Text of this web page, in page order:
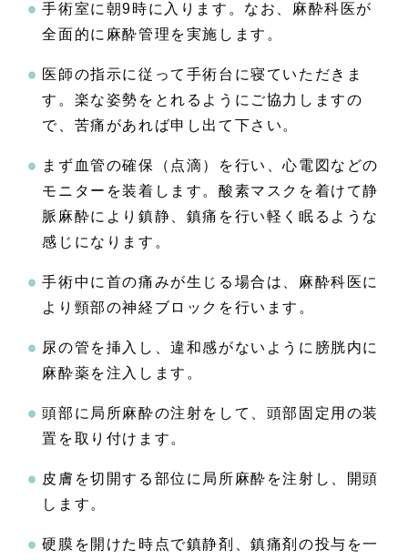
手術室に朝9時に入ります。なお、麻酔科医が
全面的に麻酔管理を実施します。
医師の指示に従って手術台に寝ていただきま
す。楽な姿勢をとれるようにご協力しますの
で、苦痛があれば申し出て下さい。
まず血管の確保（点滴）を行い、心電図などの
モニターを装着します。酸素マスクを着けて静
脈麻酔により鎮静、鎮痛を行い軽く眠るような
感じになります。
手術中に首の痛みが生じる場合は、麻酔科医に
より頸部の神経ブロックを行います。
尿の管を挿入し、違和感がないように膀胱内に
麻酔薬を注入します。
頭部に局所麻酔の注射をして、頭部固定用の装
置を取り付けます。
皮膚を切開する部位に局所麻酔を注射し、開頭
します。
硬膜を開けた時点で鎮静剤、鎮痛剤の投与を一